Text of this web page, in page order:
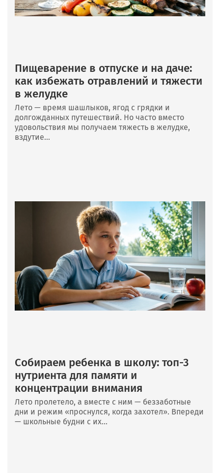
Пищеварение в отпуске и на даче:
как избежать отравлений и тяжести
в желудке
Лето — время шашлыков, ягод с грядки и
долгожданных путешествий. Но часто вместо
удовольствия мы получаем тяжесть в желудке,
вздутие...
Собираем ребенка в школу: топ-3
нутриента для памяти и
концентрации внимания
Лето пролетело, а вместе с ним — беззаботные
дни и режим «проснулся, когда захотел». Впереди
— школьные будни с их...